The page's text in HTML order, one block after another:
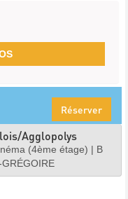
Réserver
Agglopolys
(4ème étage) | B